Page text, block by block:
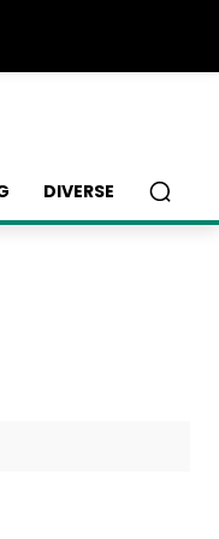
DIVERSE